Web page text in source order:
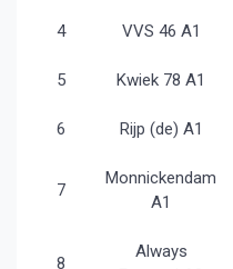
4 VVS 46 A1
5 Kwiek 78 A1
6 Rijp (de) A1
7
Monnickendam
A1
8
Always